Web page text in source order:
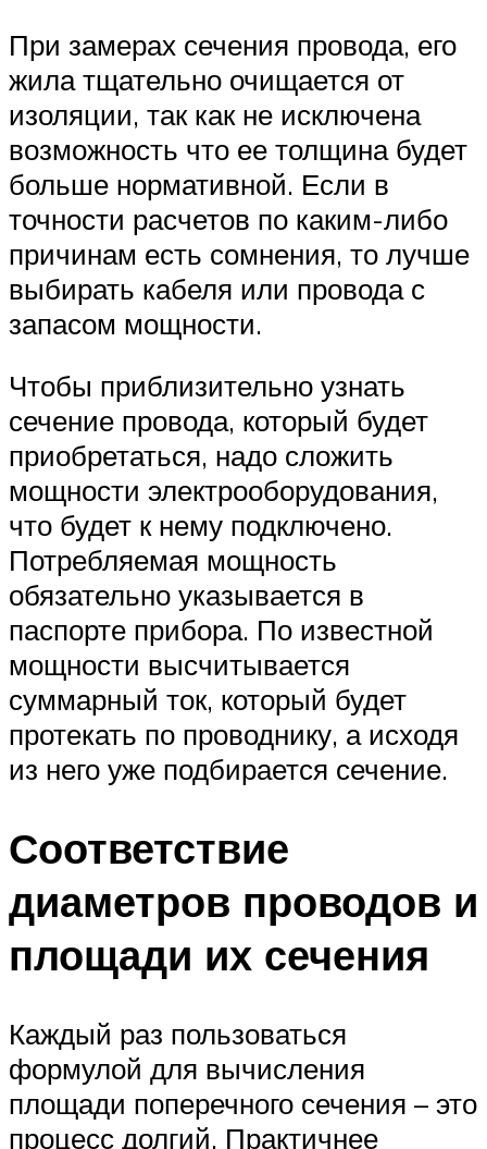
При замерах сечения провода, его
жила тщательно очищается от
изоляции, так как не исключена
возможность что ее толщина будет
больше нормативной. Если в
точности расчетов по каким-либо
причинам есть сомнения, то лучше
выбирать кабеля или провода с
запасом мощности.
Чтобы приблизительно узнать
сечение провода, который будет
приобретаться, надо сложить
мощности электрооборудования,
что будет к нему подключено.
Потребляемая мощность
обязательно указывается в
паспорте прибора. По известной
мощности высчитывается
суммарный ток, который будет
протекать по проводнику, а исходя
из него уже подбирается сечение.
Соответствие
диаметров проводов и
площади их сечения
Каждый раз пользоваться
формулой для вычисления
площади поперечного сечения – это
процесс долгий. Практичнее